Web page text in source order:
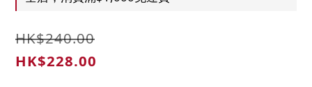
HK$240.00
HK$228.00